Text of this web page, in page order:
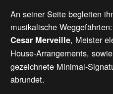
An seiner Seite begleiten
musikalische Weggefährten:
Cesar Merveille, Meister
House-Arrangements,
gezeichnete Minimal-
abrundet.